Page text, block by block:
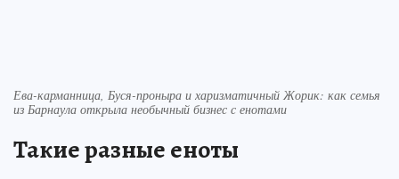
Ева-карманница, Буся-проныра и харизматичный Жорик: как семья
из Барнаула открыла необычный бизнес с енотами
Такие разные еноты